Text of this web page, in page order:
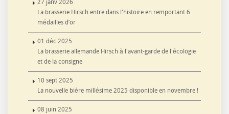
27 janv 2026
La brasserie Hirsch entre dans l'histoire en remportant 6
médailles d’or
01 déc 2025
La brasserie allemande Hirsch à l'avant-garde de l'écologie
et de la consigne
10 sept 2025
La nouvelle bière millésime 2025 disponible en novembre !
08 juin 2025